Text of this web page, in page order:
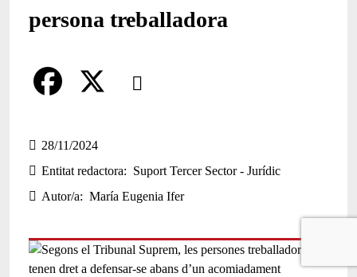
persona treballadora
Comparteix
a
c
e
o
28/11/2024
Entitat redactora
Suport Tercer Sector - Jurídic
Autor/a
María Eugenia Ifer